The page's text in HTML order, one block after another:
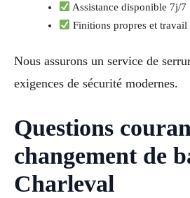
Assistance disponible 7j/7
Finitions propres et
Nous assurons un service de
exigences de sécurité modernes.
Questions
changement de
Charleval